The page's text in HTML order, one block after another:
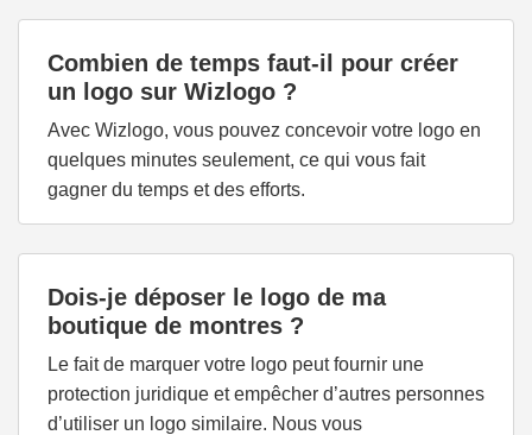
Combien de temps faut-il pour créer
un logo sur Wizlogo ?
Avec Wizlogo, vous pouvez concevoir votre logo en
quelques minutes seulement, ce qui vous fait
gagner du temps et des efforts.
Dois-je déposer le logo de ma
boutique de montres ?
Le fait de marquer votre logo peut fournir une
protection juridique et empêcher d’autres personnes
d’utiliser un logo similaire. Nous vous